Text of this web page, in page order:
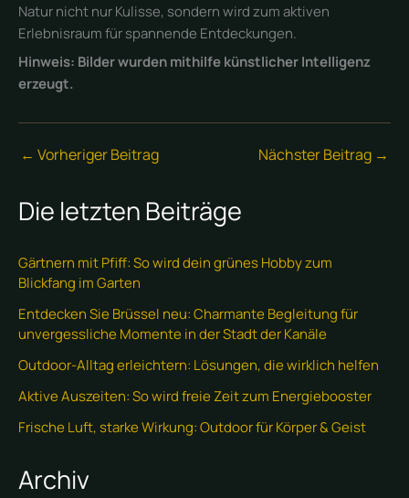
Natur nicht nur Kulisse, sondern wird zum aktiven
Erlebnisraum für spannende Entdeckungen.
Hinweis: Bilder wurden mithilfe künstlicher Intelligenz
erzeugt.
← Vorheriger Beitrag Nächster Beitrag →
Die letzten Beiträge
Gärtnern mit Pfiff: So wird dein grünes Hobby zum
Blickfang im Garten
Entdecken Sie Brüssel neu: Charmante Begleitung für
unvergessliche Momente in der Stadt der Kanäle
Outdoor-Alltag erleichtern: Lösungen, die wirklich helfen
Aktive Auszeiten: So wird freie Zeit zum Energiebooster
Frische Luft, starke Wirkung: Outdoor für Körper & Geist
Archiv